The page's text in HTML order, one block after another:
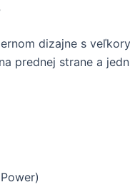
dizajne s
prednej strane a